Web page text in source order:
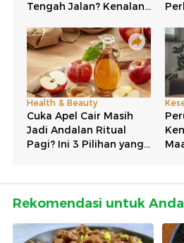
Rekomendasi untuk Anda